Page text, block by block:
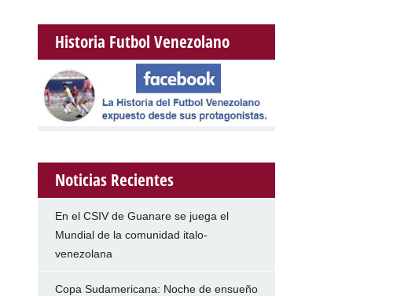
Historia Futbol Venezolano
Noticias Recientes
En el CSIV de Guanare se juega el
Mundial de la comunidad italo-
venezolana
Copa Sudamericana: Noche de ensueño